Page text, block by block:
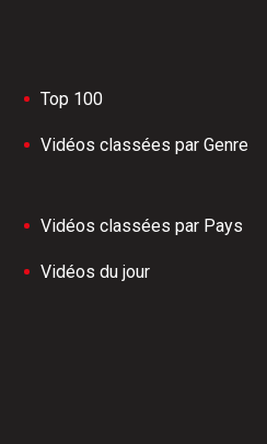
Top 100
Vidéos classées par Genre
Vidéos classées par Pays
Vidéos du jour